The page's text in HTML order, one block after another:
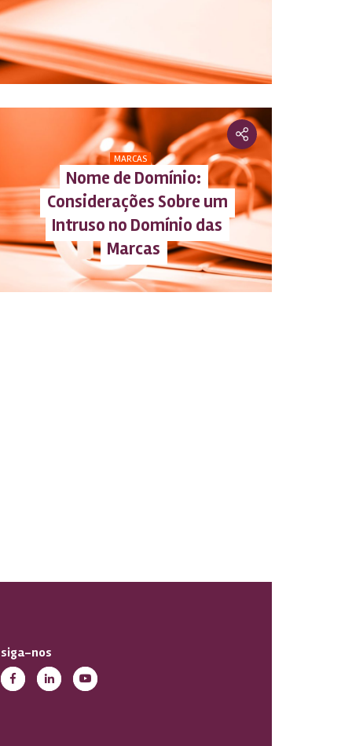
MARCAS
Nome de Domínio:
Considerações Sobre um
Intruso no Domínio das
Marcas
siga-nos